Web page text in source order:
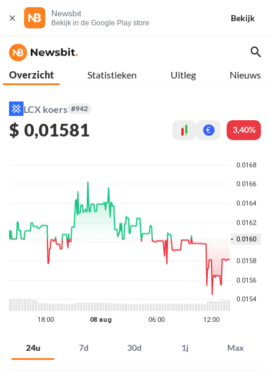
Newsbit
Bekijk in de Google Play store
Bekijk
Overzicht Statistieken Uitleg Nieuws
LCX koers #942
$ 0,01581 € 3,40%
24u 7d 30d 1j Max